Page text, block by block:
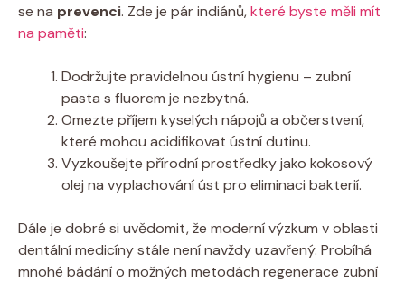
se na prevenci. Zde je pár indiánů,které byste měli mít
na paměti:
Dodržujte pravidelnou ústní hygienu – zubní
pasta s fluorem je nezbytná.
Omezte příjem kyselých nápojů a občerstvení,
které mohou acidifikovat ústní dutinu.
Vyzkoušejte přírodní prostředky jako kokosový
olej na vyplachování úst pro eliminaci bakterií.
Dále je dobré si uvědomit, že moderní výzkum v oblasti
dentální medicíny stále není navždy uzavřený. Probíhá
mnohé bádání o možných metodách regenerace zubní